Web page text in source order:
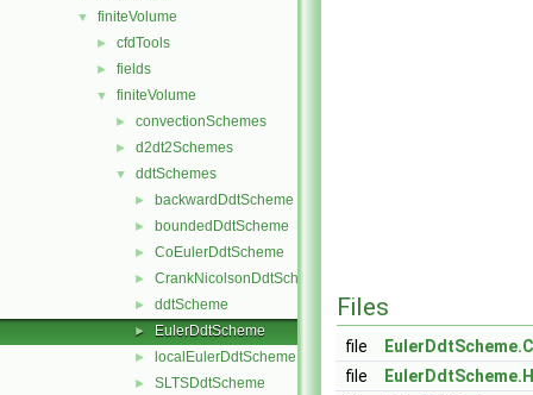
▼ finiteVolume
► cfdTools
► fields
▼ finiteVolume
► convectionSchemes
► d2dt2Schemes
▼ ddtSchemes
► backwardDdtScheme
► boundedDdtScheme
► CoEulerDdtScheme
► CrankNicolsonDdtScheme
► ddtScheme
► EulerDdtScheme
► localEulerDdtScheme
► SLTSDdtScheme
Files
file
EulerDdtScheme.C
file
EulerDdtScheme.H